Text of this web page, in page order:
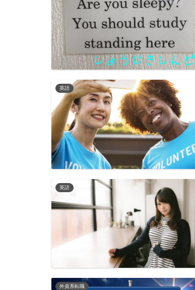
英語
英語
外資系転職